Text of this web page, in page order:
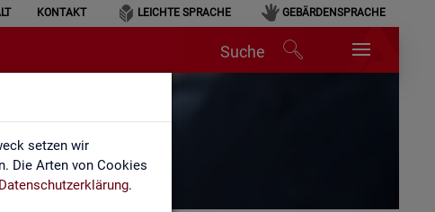
setzen wir
Die Arten von Cookies
Datenschutzerklärung.
KONTAKT LEICHTE SPRACHE GEBÄRDENSPRACHE
Suche